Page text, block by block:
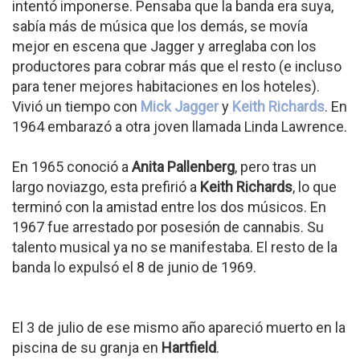
intentó imponerse. Pensaba que la banda era suya,
sabía más de música que los demás, se movía
mejor en escena que Jagger y arreglaba con los
productores para cobrar más que el resto (e incluso
para tener mejores habitaciones en los hoteles).
Vivió un tiempo con Mick Jaggery Keith Richards. En
1964 embarazó a otra joven llamada Linda Lawrence.
En 1965 conoció a Anita Pallenberg, pero tras un
largo noviazgo, esta prefirió a Keith Richards, lo que
terminó con la amistad entre los dos músicos. En
1967 fue arrestado por posesión de cannabis. Su
talento musical ya no se manifestaba. El resto de la
banda lo expulsó el 8 de junio de 1969.
El 3 de julio de ese mismo año apareció muerto en la
piscina de su granja en Hartfield.